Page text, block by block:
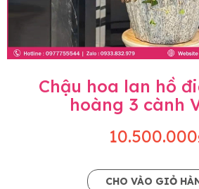
Chậu hoa lan hồ
hoàng 3 cành
CHO VÀO GIỎ